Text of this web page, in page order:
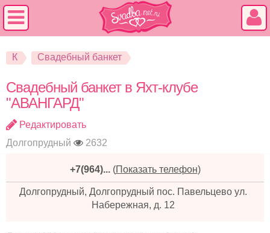
К Свадебный банкет
Свадебный банкет в Яхт-клубе
"АВАНГАРД"
Редактировать
Долгопрудный
2632
+7(964)... (Показать телефон)
Долгопрудный, Долгопрудный пос. Павельцево ул.
Набережная, д. 12